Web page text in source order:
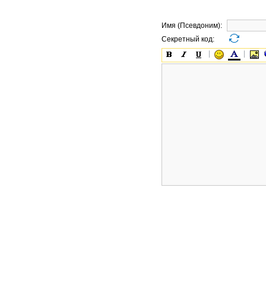
Имя (Псевдоним):
Секретный код: